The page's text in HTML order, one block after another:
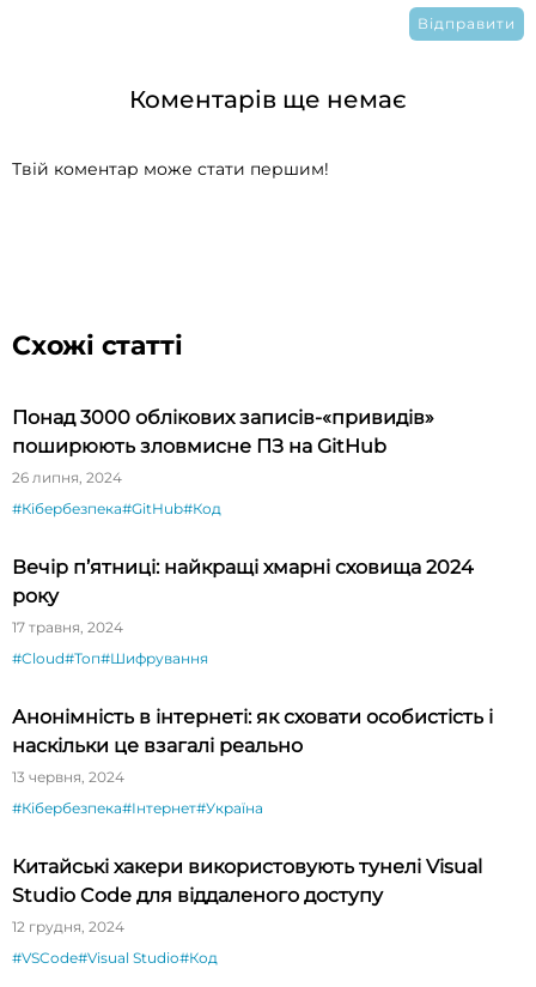
Коментарів ще немає
Твій коментар може стати першим!
Схожі статті
Понад 3000 облікових записів-«привидів»
поширюють зловмисне ПЗ на GitHub
26 липня, 2024
#Кібербезпека#GitHub#Код
Вечір п’ятниці: найкращі хмарні сховища 2024
року
17 травня, 2024
#Cloud#Топ#Шифрування
Анонімність в інтернеті: як сховати особистість і
наскільки це взагалі реально
13 червня, 2024
#Кібербезпека#Інтернет#Україна
Китайські хакери використовують тунелі Visual
Studio Code для віддаленого доступу
12 грудня, 2024
#VSCode#Visual Studio#Код